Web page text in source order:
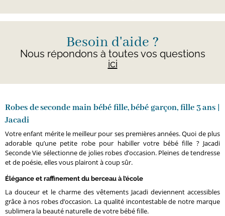
Besoin d'aide ?
Nous répondons à toutes vos questions
ici
Robes de seconde main bébé fille, bébé garçon, fille 3 ans |
Jacadi
Votre enfant mérite le meilleur pour ses premières années. Quoi de plus
adorable qu’une petite robe pour habiller votre bébé fille ? Jacadi
Seconde Vie sélectionne de jolies robes d’occasion. Pleines de tendresse
et de poésie, elles vous plairont à coup sûr.
Élégance et raffinement du berceau à l’école
La douceur et le charme des vêtements Jacadi deviennent accessibles
grâce à nos robes d’occasion. La qualité incontestable de notre marque
sublimera la beauté naturelle de votre bébé fille.